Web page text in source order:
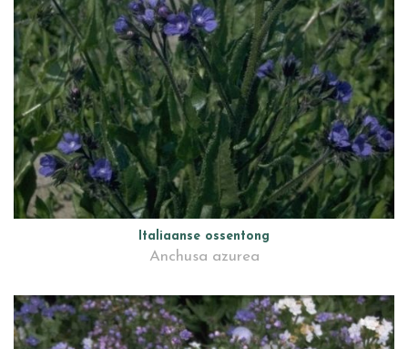
Italiaanse ossentong
Anchusa azurea